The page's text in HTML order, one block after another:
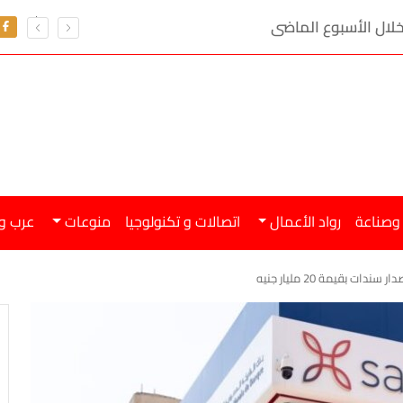
وصناعة رواد الأعمال اتصالات و تكنولوجيا منوعات عرب